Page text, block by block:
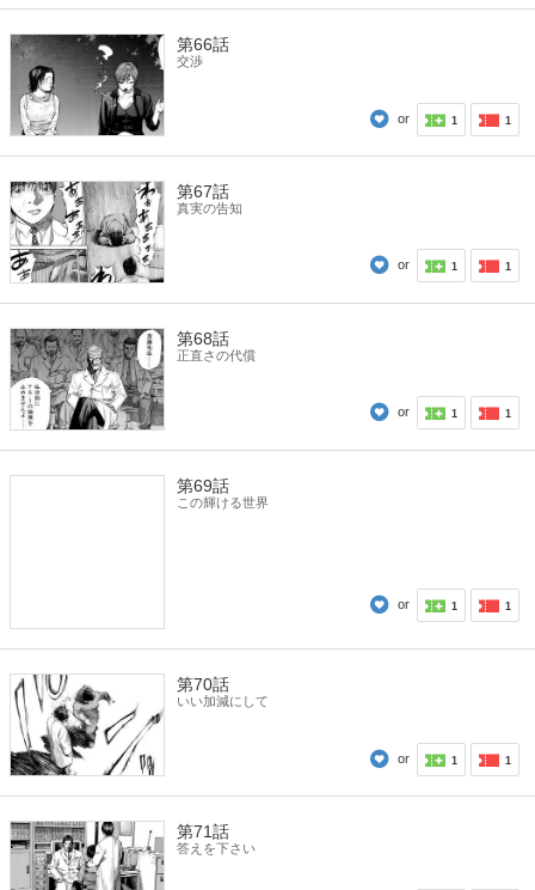
第66話
交渉
or 1 1
第67話
真実の告知
or 1 1
第68話
正直さの代償
or 1 1
第69話
この輝ける世界
or 1 1
第70話
いい加減にして
or 1 1
第71話
答えを下さい